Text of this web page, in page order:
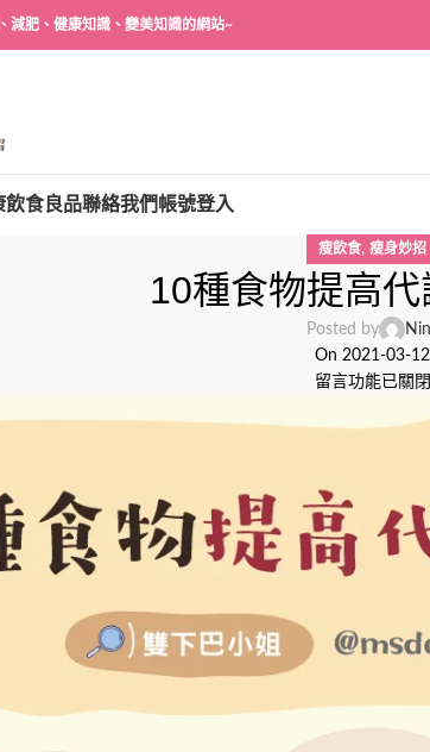
減肥、健康知識、變美知識的網站~
飲食良品聯絡我們帳號登入
瘦飲食,瘦身妙招
10種食物提高
Posted by
On 2021-03-12
留言功能已關閉